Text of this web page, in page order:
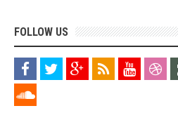
FOLLOW US